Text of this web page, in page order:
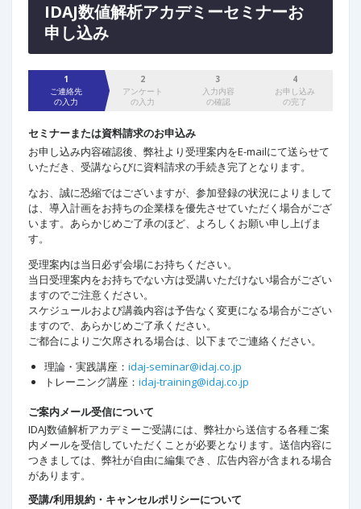
IDAJ数値解析アカデミーセミナーお
申し込み
ご連絡先
の入力
アンケート
の入力
入力内容
の確認
お申し込み
の完了
セミナーまたは資料請求のお申込み
お申し込み内容確認後、弊社より受理案内をE-mailにて送らせて
いただき、受講ならびに資料請求の手続き完了となります。 ​
なお、誠に恐縮ではございますが、参加登録の状況によりまして
は、導入計画をお持ちの企業様を優先させていただく場合がござ
います。あらかじめご了承のほど、よろしくお願い申し上げま
す。
受理案内は当日必ず会場にお持ちください。
当日受理案内をお持ちでない方は受講いただけない場合がござい
ますのでご注意ください。
スケジュールおよび講義内容は予告なく変更になる場合がござい
ますので、あらかじめご了承ください。
ご都合によりご欠席される場合は、以下までご連絡ください。
理論・実践講座： idaj-seminar@idaj.co.jp
トレーニング講座： idaj-training@idaj.co.jp
ご案内メール受信について
IDAJ数値解析アカデミーご受講には、弊社から送信する各種ご案
内メールを受信していただくことが必要となります。送信内容に
つきましては、弊社が自由に編集でき、広告内容が含まれる場合
があります。
受講/利用規約・キャンセルポリシーについて